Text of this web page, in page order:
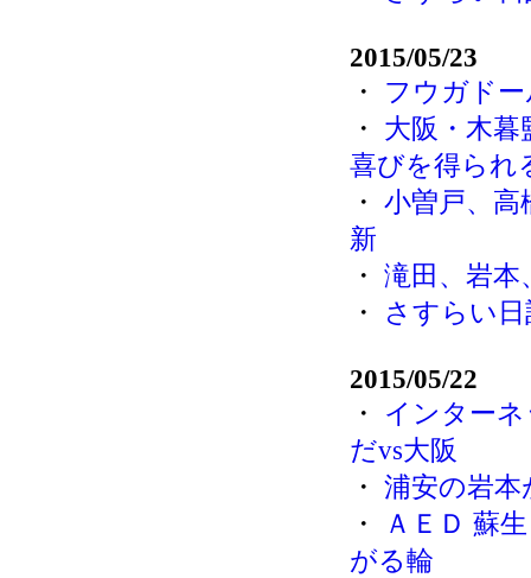
2015/05/23
・ フウガド
・ 大阪・木
喜びを得られ
・ 小曽戸、高
新
・ 滝田、岩本
・
さすらい
2015/05/22
・ インター
だvs大阪
・ 浦安の岩
・
ＡＥＤ 蘇
がる輪